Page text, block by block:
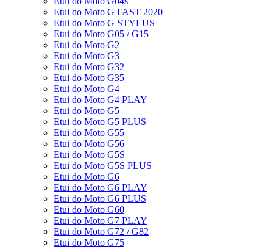
Etui do Moto G FAST 2020
Etui do Moto G STYLUS
Etui do Moto G05 / G15
Etui do Moto G2
Etui do Moto G3
Etui do Moto G32
Etui do Moto G35
Etui do Moto G4
Etui do Moto G4 PLAY
Etui do Moto G5
Etui do Moto G5 PLUS
Etui do Moto G55
Etui do Moto G56
Etui do Moto G5S
Etui do Moto G5S PLUS
Etui do Moto G6
Etui do Moto G6 PLAY
Etui do Moto G6 PLUS
Etui do Moto G60
Etui do Moto G7 PLAY
Etui do Moto G72 / G82
Etui do Moto G75